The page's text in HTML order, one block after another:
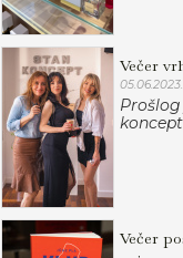
Večer
05.06.2023.
Večer